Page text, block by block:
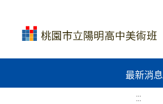
最新消息
:::